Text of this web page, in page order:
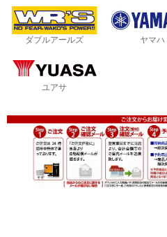
ダブルアールズ ヤマハ
ユアサ